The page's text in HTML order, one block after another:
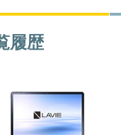
履歴